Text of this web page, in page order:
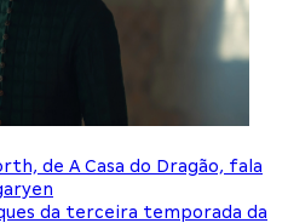
de A Casa do Dragão, fala
da terceira temporada da